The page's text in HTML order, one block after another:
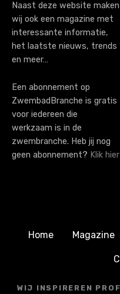
Naast deze website maken
wij ook een magazine met
interessante informatie,
het laatste nieuws, trends
en meer…
Een abonnement op
ZwembadBranche is gratis
voor iedereen die
werkzaam is in de
zwembranche. Heb jij nog
geen abonnement? Klik hier
Home Magazine
WIJ INSPIREREN